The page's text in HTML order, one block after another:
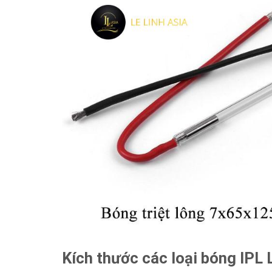
Kích thước các loại bóng IPL